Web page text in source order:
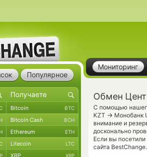
Мониторинг
Обмен
С помощью
KZT → Монобанк
внимание и
досконально
Если вы
сайта
Популярное
Bitcoin BTC
Bitcoin Cash BCH
Ethereum ETH
Litecoin LTC
XRP XRP